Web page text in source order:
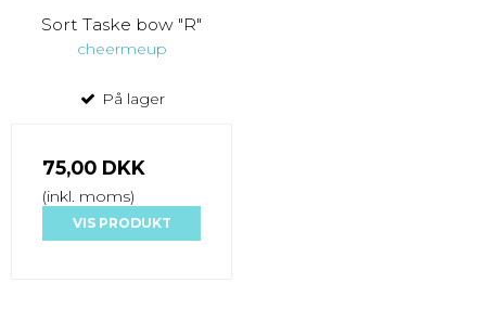
Sort Taske bow "R"
cheermeup
På lager
75,00 DKK
(inkl. moms)
VIS PRODUKT